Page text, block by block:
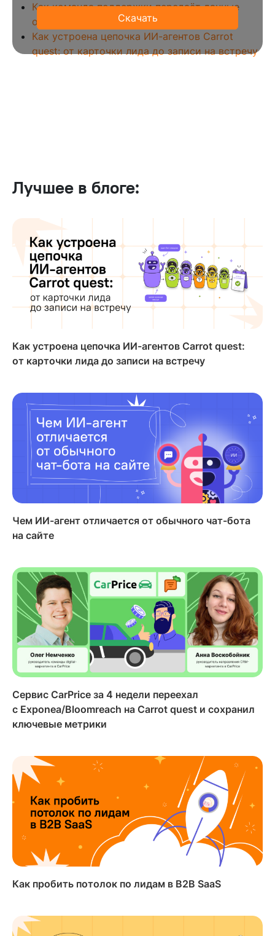
Как команда поддержки передаёт данные
о клиентах маркетингу
Как устроена цепочка ИИ-агентов Carrot
quest: от карточки лида до записи на встречу
Лучшее в блоге:
Как устроена цепочка ИИ-агентов Carrot quest:
от карточки лида до записи на встречу
Чем ИИ-агент отличается от обычного чат-бота
на сайте
Сервис CarPrice за 4 недели переехал
с Exponea/Bloomreach на Carrot quest и сохранил
ключевые метрики
Как пробить потолок по лидам в B2B SaaS